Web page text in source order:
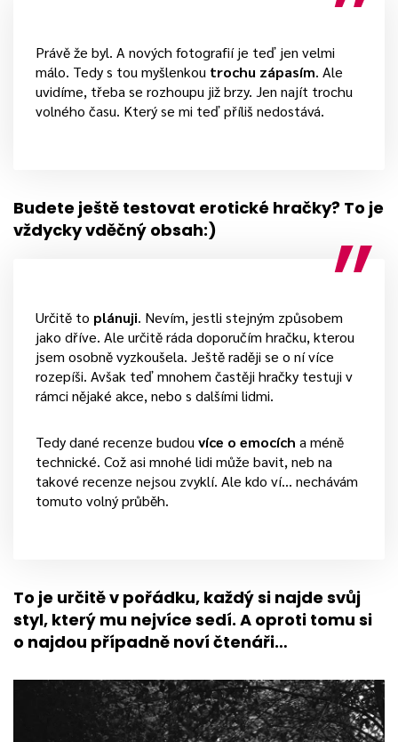
Právě že byl. A nových fotografií je teď jen velmi
málo. Tedy s tou myšlenkou trochu zápasím. Ale
uvidíme, třeba se rozhoupu již brzy. Jen najít trochu
volného času. Který se mi teď příliš nedostává.
Budete ještě testovat erotické hračky? To je
vždycky vděčný obsah:)
Určitě to plánuji. Nevím, jestli stejným způsobem
jako dříve. Ale určitě ráda doporučím hračku, kterou
jsem osobně vyzkoušela. Ještě raději se o ní více
rozepíši. Avšak teď mnohem častěji hračky testuji v
rámci nějaké akce, nebo s dalšími lidmi.
Tedy dané recenze budouvíce o emocích a méně
technické. Což asi mnohé lidi může bavit, neb na
takové recenze nejsou zvyklí. Ale kdo ví… nechávám
tomuto volný průběh.
To je určitě v pořádku, každý si najde svůj
styl, který mu nejvíce sedí. A oproti tomu si
o najdou případně noví čtenáři…